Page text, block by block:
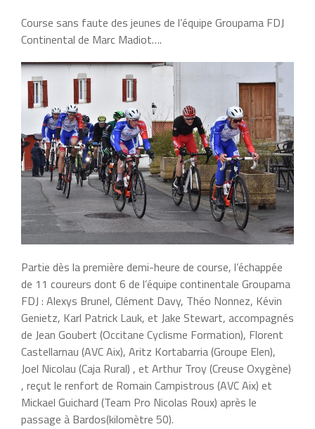
Course sans faute des jeunes de l’équipe Groupama FDJ
Continental de Marc Madiot….
Partie dès la première demi-heure de course, l’échappée
de 11 coureurs dont 6 de l’équipe continentale Groupama
FDJ : Alexys Brunel, Clément Davy, Théo Nonnez, Kévin
Genietz, Karl Patrick Lauk, et Jake Stewart, accompagnés
de Jean Goubert (Occitane Cyclisme Formation), Florent
Castellarnau (AVC Aix), Aritz Kortabarria (Groupe Elen),
Joel Nicolau (Caja Rural) , et Arthur Troy (Creuse Oxygène)
, reçut le renfort de Romain Campistrous (AVC Aix) et
Mickael Guichard (Team Pro Nicolas Roux) après le
passage à Bardos(kilomètre 50).